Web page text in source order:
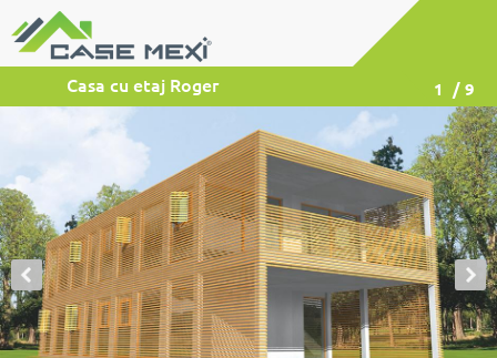
Casa cu etaj Roger 1 / 9